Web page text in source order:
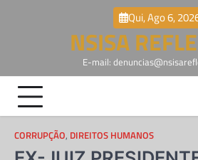
Qui, Ago 6,
NSISA
E-mail:
CORRUPÇÃO, DIREITOS HUMANOS